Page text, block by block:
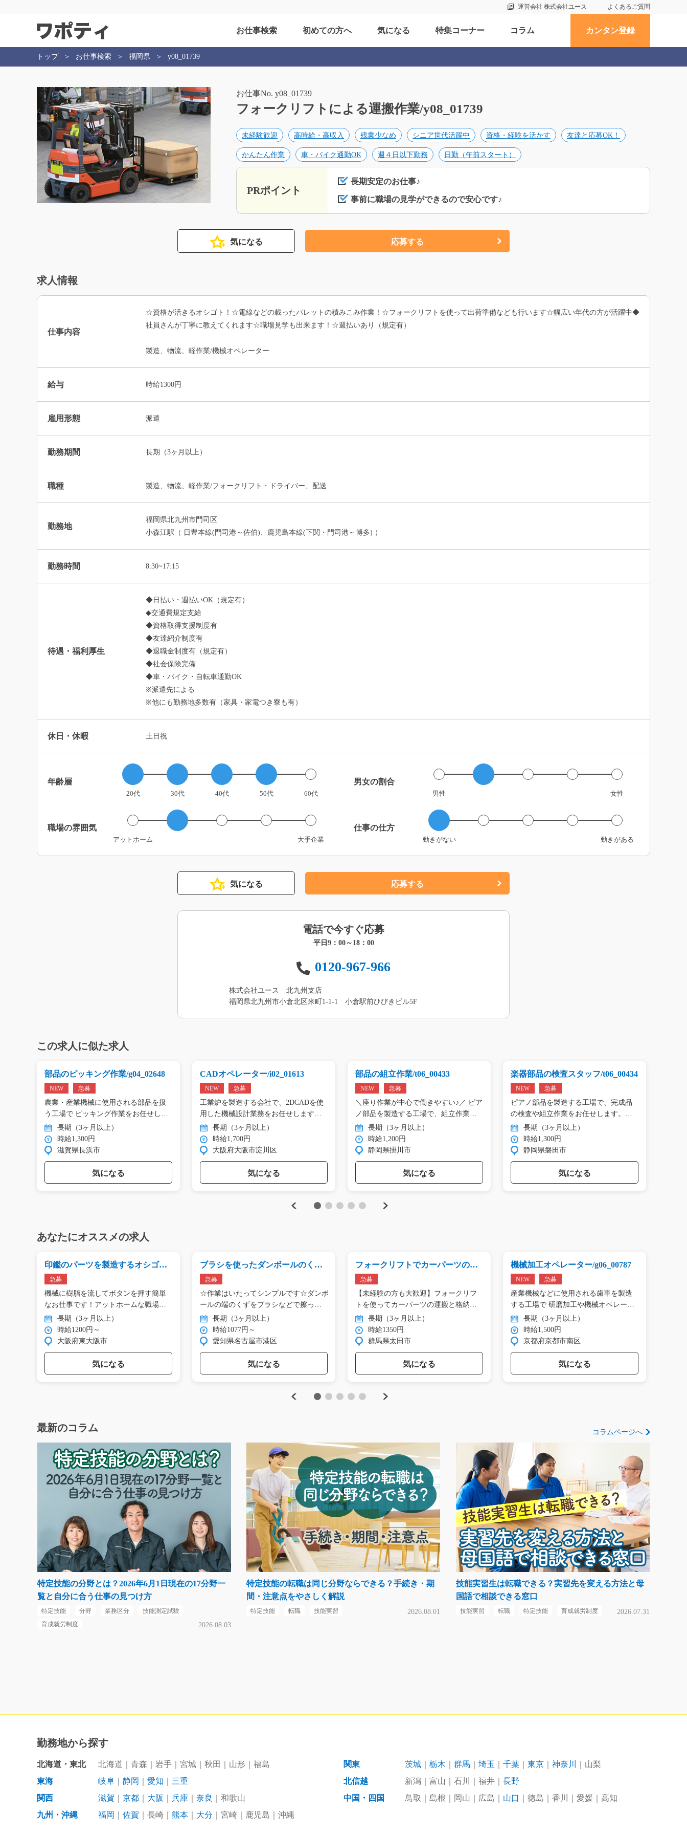
運営会社 株式会社ユース よくあるご質問
お仕事検索 初めての方へ 気になる 特集コーナー コラム カンタン登録
トップ お仕事検索 福岡県 y08_01739
お仕事No. y08_01739
フォークリフトによる運搬作業/y08_01739
未経験歓迎 高時給・高収入 残業少なめ シニア世代活躍中 資格・経験を活かす 友達と応募OK！
かんたん作業 車・バイク通勤OK 週４日以下勤務 日勤（午前スタート）
PRポイント
長期安定のお仕事♪
事前に職場の見学ができるので安心です♪
気になる 応募する
求人情報
仕事内容
☆資格が活きるオシゴト！☆電線などの載ったパレットの積みこみ作業！☆フォークリフトを使って出荷準備なども行います☆幅広い年代の方が活躍中◆
社員さんが丁寧に教えてくれます☆職場見学も出来ます！☆週払いあり（規定有）
製造、物流、軽作業/機械オペレーター
給与 時給1300円
雇用形態 派遣
勤務期間 長期（3ヶ月以上）
職種 製造、物流、軽作業/フォークリフト・ドライバー、配送
勤務地
福岡県北九州市門司区
小森江駅（ 日豊本線(門司港～佐伯)、鹿児島本線(下関・門司港～博多) ）
勤務時間 8:30~17:15
待遇・福利厚生
◆日払い・週払いOK（規定有）
◆交通費規定支給
◆資格取得支援制度有
◆友達紹介制度有
◆退職金制度有（規定有）
◆社会保険完備
◆車・バイク・自転車通勤OK
※派遣先による
※他にも勤務地多数有（家具・家電つき寮も有）
休日・休暇 土日祝
年齢層
20代 30代 40代 50代 60代
男女の割合
男性 女性
職場の雰囲気
アットホーム 大手企業
仕事の仕方
動きがない 動きがある
気になる 応募する
電話で今すぐ応募
平日9：00～18：00
0120-967-966
株式会社ユース 北九州支店
福岡県北九州市小倉北区米町1-1-1 小倉駅前ひびきビル5F
この求人に似た求人
Previous
部品のピッキング作業/g04_02648
NEW 急募
農業・産業機械に使用される部品を扱
う工場で ピッキング作業をお任せし
ま… 長期（3ヶ月以上）
時給1,300円
滋賀県長浜市
気になる
CADオペレーター/i02_01613
NEW 急募
工業炉を製造する会社で、2DCADを使
用した機械設計業務をお任せします。
…
長期（3ヶ月以上）
時給1,700円
大阪府大阪市淀川区
気になる
部品の組立作業/t06_00433
NEW 急募
＼座り作業が中心で働きやすい♪／ ピア
ノ部品を製造する工場で、組立作業…
長期（3ヶ月以上）
時給1,200円
静岡県掛川市
気になる
楽器部品の検査スタッフ/t06_00434
NEW 急募
ピアノ部品を製造する工場で、完成品
の検査や組立作業をお任せします。
目… 長期（3ヶ月以上）
時給1,300円
静岡県磐田市
気になる
Next
あなたにオススメの求人
Previous
印鑑のパーツを製造するオシゴ
ト！/i02_01078
急募
機械に樹脂を流してボタンを押す簡単
なお仕事です！アットホームな職場
で… 長期（3ヶ月以上）
時給1200円～
大阪府東大阪市
気になる
ブラシを使ったダンボールのくず
取り作業/y01_01318
急募
☆作業はいたってシンプルです☆ダンボ
ールの端のくずをブラシなどで擦っ
て… 長期（3ヶ月以上）
時給1077円～
愛知県名古屋市港区
気になる
フォークリフトでカーパーツの運
搬・格納/y02_00776
急募
【未経験の方も大歓迎】フォークリフ
トを使ってカーパーツの運搬と格納
作… 長期（3ヶ月以上）
時給1350円
群馬県太田市
気になる
機械加工オペレーター/g06_00787
NEW 急募
産業機械などに使用される歯車を製造
する工場で 研磨加工や機械オペレー
タ… 長期（3ヶ月以上）
時給1,500円
京都府京都市南区
気になる
Next
最新のコラム コラムページへ
特定技能の分野とは？2026年6月1日現在の17分野一
覧と自分に合う仕事の見つけ方
特定技能 分野 業務区分
技能測定試験
育成就労制度
2026.08.03
特定技能の転職は同じ分野ならできる？手続き・期
間・注意点をやさしく解説
特定技能 転職 技能実習 2026.08.01
技能実習生は転職できる？実習先を変える方法と母
国語で相談できる窓口
技能実習 転職 特定技能 育成就労制度 2026.07.31
勤務地から探す
北海道・東北 北海道 青森 岩手 宮城 秋田 山形 福島 関東 茨城 栃木 群馬 埼玉 千葉 東京 神奈川
山梨
東海
岐阜 静岡 愛知 三重 北信越 新潟 富山 石川 福井
長野
関西
滋賀 京都 大阪 兵庫 奈良 和歌山 中国・四国 鳥取 島根 岡山 広島 山口 徳島 香川 愛媛
高知
九州・沖縄
福岡 佐賀 長崎 熊本 大分 宮崎 鹿児島 沖縄